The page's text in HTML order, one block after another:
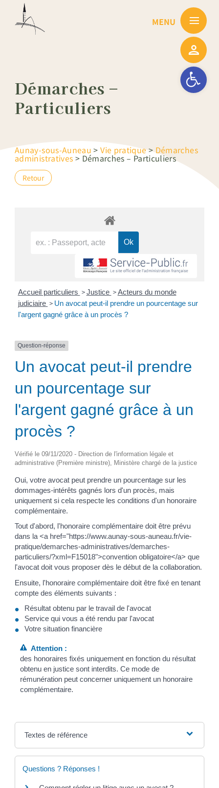
Ouvrir la
Démarches –
Particuliers
Aunay-sous-Auneau >Vie pratique>Démarches
administratives > Démarches – Particuliers
Retour
Accueil particuliers > Justice > Acteurs du monde
judiciaire > Un avocat peut-il prendre un pourcentage sur
l'argent gagné grâce à un procès ?
Question-réponse
Un avocat peut-il prendre
un pourcentage sur
l'argent gagné grâce à un
procès ?
Vérifié le 09/11/2020 - Direction de l'information légale et
administrative (Première ministre), Ministère chargé de la justice
Oui, votre avocat peut prendre un pourcentage sur les
dommages-intérêts gagnés lors d'un procès, mais
uniquement si cela respecte les conditions d'un honoraire
complémentaire.
Tout d'abord, l'honoraire complémentaire doit être prévu
dans la <a href="https://www.aunay-sous-auneau.fr/vie-
pratique/demarches-administratives/demarches-
particuliers/?xml=F15018">convention obligatoire</a> que
l'avocat doit vous proposer dès le début de la collaboration.
Ensuite, l'honoraire complémentaire doit être fixé en tenant
compte des éléments suivants :
Résultat obtenu par le travail de l'avocat
Service qui vous a été rendu par l'avocat
Votre situation financière
Attention :
des honoraires fixés uniquement en fonction du résultat
obtenu en justice sont interdits. Ce mode de
rémunération peut concerner uniquement un honoraire
complémentaire.
Textes de référence
Questions ? Réponses !